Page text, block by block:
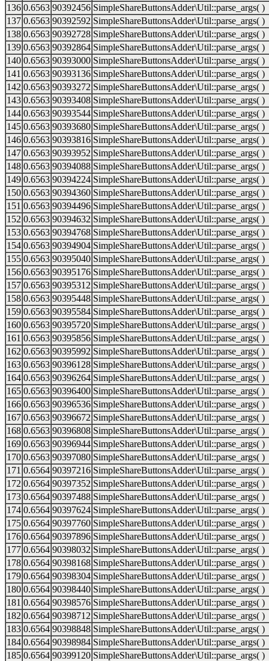
136 0.6563 90392456 SimpleShareButtonsAdder\Util::parse_args( )
137 0.6563 90392592 SimpleShareButtonsAdder\Util::parse_args( )
138 0.6563 90392728 SimpleShareButtonsAdder\Util::parse_args( )
139 0.6563 90392864 SimpleShareButtonsAdder\Util::parse_args( )
140 0.6563 90393000 SimpleShareButtonsAdder\Util::parse_args( )
141 0.6563 90393136 SimpleShareButtonsAdder\Util::parse_args( )
142 0.6563 90393272 SimpleShareButtonsAdder\Util::parse_args( )
143 0.6563 90393408 SimpleShareButtonsAdder\Util::parse_args( )
144 0.6563 90393544 SimpleShareButtonsAdder\Util::parse_args( )
145 0.6563 90393680 SimpleShareButtonsAdder\Util::parse_args( )
146 0.6563 90393816 SimpleShareButtonsAdder\Util::parse_args( )
147 0.6563 90393952 SimpleShareButtonsAdder\Util::parse_args( )
148 0.6563 90394088 SimpleShareButtonsAdder\Util::parse_args( )
149 0.6563 90394224 SimpleShareButtonsAdder\Util::parse_args( )
150 0.6563 90394360 SimpleShareButtonsAdder\Util::parse_args( )
151 0.6563 90394496 SimpleShareButtonsAdder\Util::parse_args( )
152 0.6563 90394632 SimpleShareButtonsAdder\Util::parse_args( )
153 0.6563 90394768 SimpleShareButtonsAdder\Util::parse_args( )
154 0.6563 90394904 SimpleShareButtonsAdder\Util::parse_args( )
155 0.6563 90395040 SimpleShareButtonsAdder\Util::parse_args( )
156 0.6563 90395176 SimpleShareButtonsAdder\Util::parse_args( )
157 0.6563 90395312 SimpleShareButtonsAdder\Util::parse_args( )
158 0.6563 90395448 SimpleShareButtonsAdder\Util::parse_args( )
159 0.6563 90395584 SimpleShareButtonsAdder\Util::parse_args( )
160 0.6563 90395720 SimpleShareButtonsAdder\Util::parse_args( )
161 0.6563 90395856 SimpleShareButtonsAdder\Util::parse_args( )
162 0.6563 90395992 SimpleShareButtonsAdder\Util::parse_args( )
163 0.6563 90396128 SimpleShareButtonsAdder\Util::parse_args( )
164 0.6563 90396264 SimpleShareButtonsAdder\Util::parse_args( )
165 0.6563 90396400 SimpleShareButtonsAdder\Util::parse_args( )
166 0.6563 90396536 SimpleShareButtonsAdder\Util::parse_args( )
167 0.6563 90396672 SimpleShareButtonsAdder\Util::parse_args( )
168 0.6563 90396808 SimpleShareButtonsAdder\Util::parse_args( )
169 0.6563 90396944 SimpleShareButtonsAdder\Util::parse_args( )
170 0.6563 90397080 SimpleShareButtonsAdder\Util::parse_args( )
171 0.6564 90397216 SimpleShareButtonsAdder\Util::parse_args( )
172 0.6564 90397352 SimpleShareButtonsAdder\Util::parse_args( )
173 0.6564 90397488 SimpleShareButtonsAdder\Util::parse_args( )
174 0.6564 90397624 SimpleShareButtonsAdder\Util::parse_args( )
175 0.6564 90397760 SimpleShareButtonsAdder\Util::parse_args( )
176 0.6564 90397896 SimpleShareButtonsAdder\Util::parse_args( )
177 0.6564 90398032 SimpleShareButtonsAdder\Util::parse_args( )
178 0.6564 90398168 SimpleShareButtonsAdder\Util::parse_args( )
179 0.6564 90398304 SimpleShareButtonsAdder\Util::parse_args( )
180 0.6564 90398440 SimpleShareButtonsAdder\Util::parse_args( )
181 0.6564 90398576 SimpleShareButtonsAdder\Util::parse_args( )
182 0.6564 90398712 SimpleShareButtonsAdder\Util::parse_args( )
183 0.6564 90398848 SimpleShareButtonsAdder\Util::parse_args( )
184 0.6564 90398984 SimpleShareButtonsAdder\Util::parse_args( )
185 0.6564 90399120 SimpleShareButtonsAdder\Util::parse_args( )